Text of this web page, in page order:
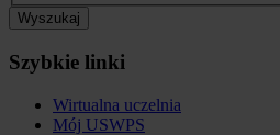
Wyszukaj
Szybkie linki
Wirtualna uczelnia
Mój USWPS